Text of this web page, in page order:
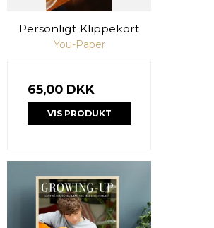
Personligt Klippekort
You-Paper
65,00 DKK
VIS PRODUKT